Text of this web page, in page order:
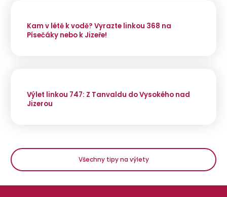
Kam v létě k vodě? Vyrazte linkou 368 na
Písečáky nebo k Jizeře!
Výlet linkou 747: Z Tanvaldu do Vysokého nad
Jizerou
Všechny tipy na výlety